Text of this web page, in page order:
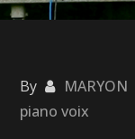
By MARYON
piano voix